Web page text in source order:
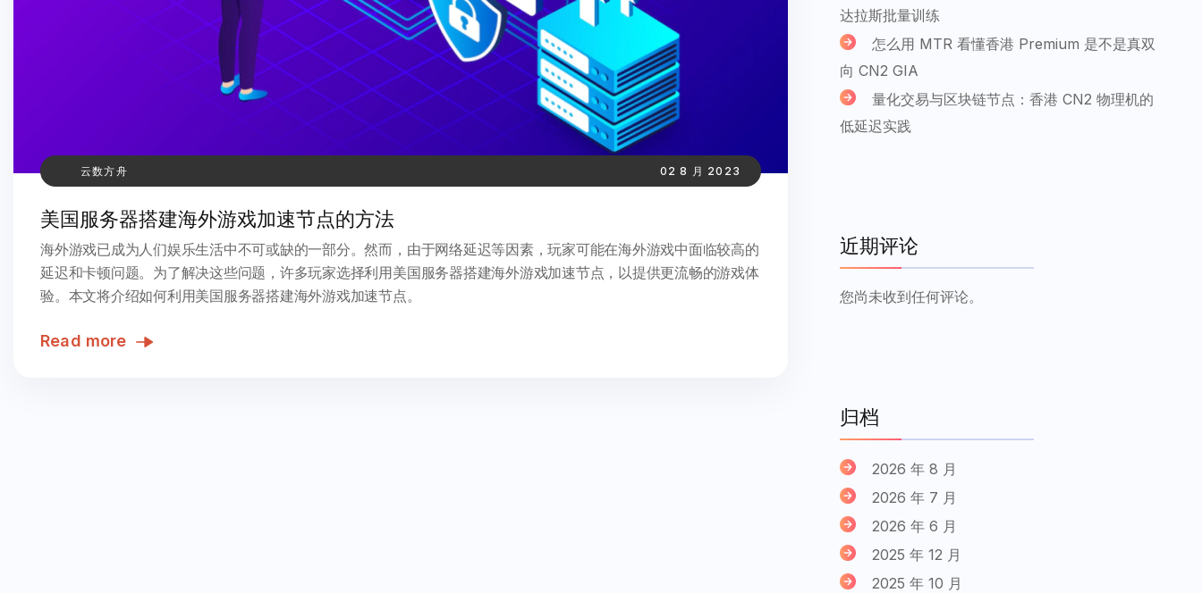
云数方舟 02 8 月 2023
美国服务器搭建海外游戏加速节点的方法
海外游戏已成为人们娱乐生活中不可或缺的一部分。然而，由于网络延迟等因素，玩家可能在海外游戏中面临较高的
延迟和卡顿问题。为了解决这些问题，许多玩家选择利用美国服务器搭建海外游戏加速节点，以提供更流畅的游戏体
验。本文将介绍如何利用美国服务器搭建海外游戏加速节点。
Read more
达拉斯批量训练
怎么用 MTR 看懂香港 Premium 是不是真双
向 CN2 GIA
量化交易与区块链节点：香港 CN2 物理机的
低延迟实践
近期评论
您尚未收到任何评论。
归档
2026 年 8 月
2026 年 7 月
2026 年 6 月
2025 年 12 月
2025 年 10 月